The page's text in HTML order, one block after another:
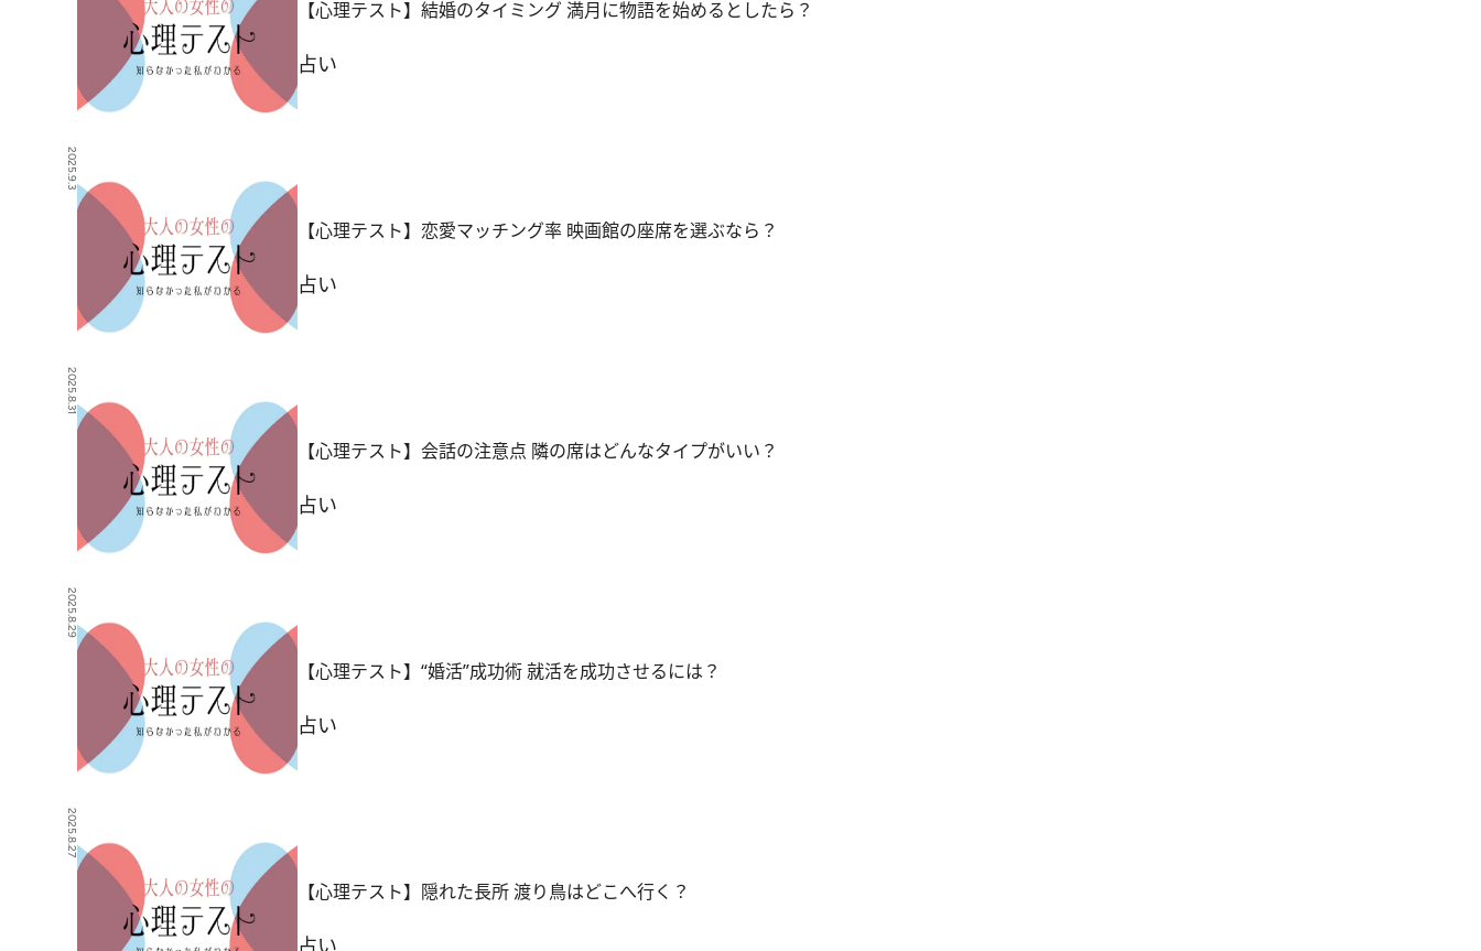
【心理テスト】結婚のタイミング 満月に物語を始めるとしたら？
占い
2025.9.3
【心理テスト】恋愛マッチング率 映画館の座席を選ぶなら？
占い
2025.8.31
【心理テスト】会話の注意点 隣の席はどんなタイプがいい？
占い
2025.8.29
【心理テスト】“婚活”成功術 就活を成功させるには？
占い
2025.8.27
【心理テスト】隠れた長所 渡り鳥はどこへ行く？
占い